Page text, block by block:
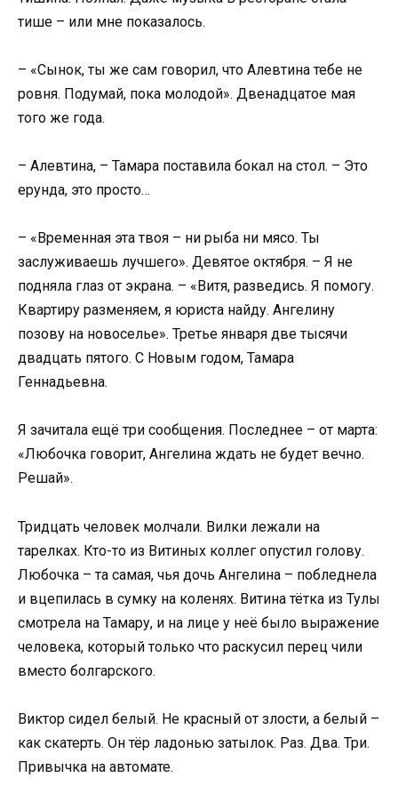
тише – или мне показалось.
– «Сынок, ты же сам говорил, что Алевтина тебе не
ровня. Подумай, пока молодой». Двенадцатое мая
того же года.
– Алевтина, – Тамара поставила бокал на стол. – Это
ерунда, это просто…
– «Временная эта твоя – ни рыба ни мясо. Ты
заслуживаешь лучшего». Девятое октября. – Я не
подняла глаз от экрана. – «Витя, разведись. Я помогу.
Квартиру разменяем, я юриста найду. Ангелину
позову на новоселье». Третье января две тысячи
двадцать пятого. С Новым годом, Тамара
Геннадьевна.
Я зачитала ещё три сообщения. Последнее – от марта:
«Любочка говорит, Ангелина ждать не будет вечно.
Решай».
Тридцать человек молчали. Вилки лежали на
тарелках. Кто-то из Витиных коллег опустил голову.
Любочка – та самая, чья дочь Ангелина – побледнела
и вцепилась в сумку на коленях. Витина тётка из Тулы
смотрела на Тамару, и на лице у неё было выражение
человека, который только что раскусил перец чили
вместо болгарского.
Виктор сидел белый. Не красный от злости, а белый –
как скатерть. Он тёр ладонью затылок. Раз. Два. Три.
Привычка на автомате.